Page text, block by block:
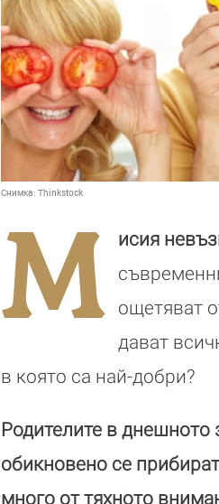
Снимка: Thinkstock
М исия
ощетяват
дават
в която са най-добри?
Родителите в днешното
обикновено се
много от тяхното